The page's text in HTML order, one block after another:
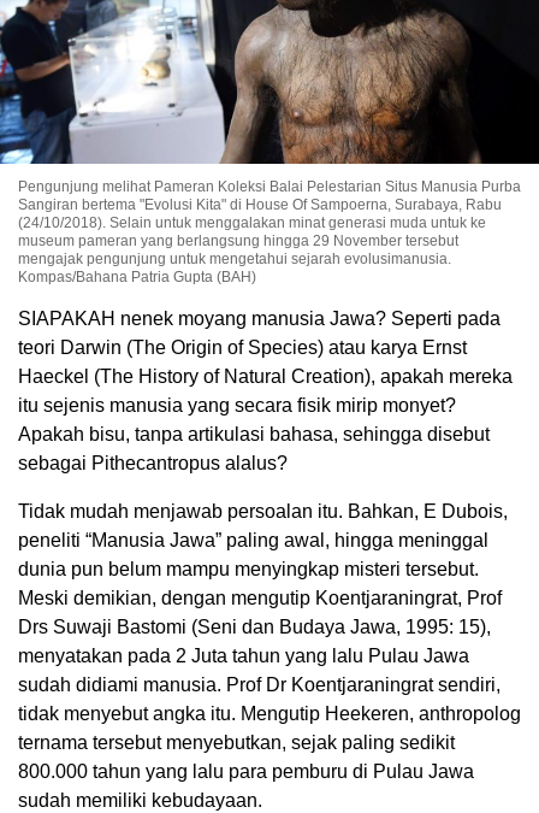
Pengunjung melihat Pameran Koleksi Balai Pelestarian Situs Manusia Purba
Sangiran bertema "Evolusi Kita" di House Of Sampoerna, Surabaya, Rabu
(24/10/2018). Selain untuk menggalakan minat generasi muda untuk ke
museum pameran yang berlangsung hingga 29 November tersebut
mengajak pengunjung untuk mengetahui sejarah evolusimanusia.
Kompas/Bahana Patria Gupta (BAH)
SIAPAKAH nenek moyang manusia Jawa? Seperti pada
teori Darwin (The Origin of Species) atau karya Ernst
Haeckel (The History of Natural Creation), apakah mereka
itu sejenis manusia yang secara fisik mirip monyet?
Apakah bisu, tanpa artikulasi bahasa, sehingga disebut
sebagai Pithecantropus alalus?
Tidak mudah menjawab persoalan itu. Bahkan, E Dubois,
peneliti “Manusia Jawa” paling awal, hingga meninggal
dunia pun belum mampu menyingkap misteri tersebut.
Meski demikian, dengan mengutip Koentjaraningrat, Prof
Drs Suwaji Bastomi (Seni dan Budaya Jawa, 1995: 15),
menyatakan pada 2 Juta tahun yang lalu Pulau Jawa
sudah didiami manusia. Prof Dr Koentjaraningrat sendiri,
tidak menyebut angka itu. Mengutip Heekeren, anthropolog
ternama tersebut menyebutkan, sejak paling sedikit
800.000 tahun yang lalu para pemburu di Pulau Jawa
sudah memiliki kebudayaan.